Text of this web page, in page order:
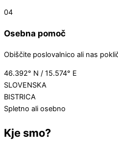
04
Osebna pomoč
Obiščite poslovalnico ali nas
46.392° N / 15.574° E
SLOVENSKA
BISTRICA
Spletno ali osebno
Kje smo?